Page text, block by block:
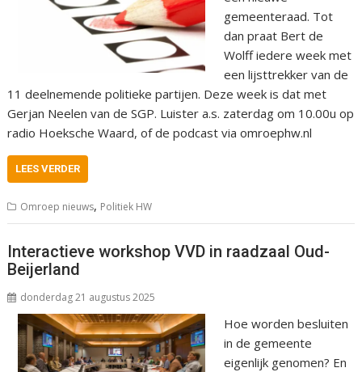
gemeenteraad. Tot
dan praat Bert de
Wolff iedere week met
een lijsttrekker van de
11 deelnemende politieke partijen. Deze week is dat met
Gerjan Neelen van de SGP. Luister a.s. zaterdag om 10.00u op
radio Hoeksche Waard, of de podcast via omroephw.nl
LEES VERDER
Omroep nieuws, Politiek HW
Interactieve workshop VVD in raadzaal Oud-
Beijerland
donderdag 21 augustus 2025
Hoe worden besluiten
in de gemeente
eigenlijk genomen? En